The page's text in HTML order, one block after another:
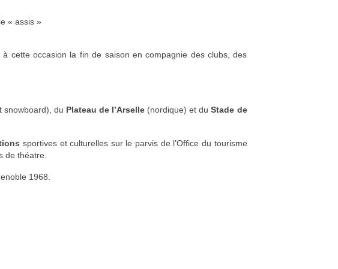
« assis »
cette occasion la fin de saison en compagnie des clubs, des
snowboard), du Plateau de l’Arselle (nordique) et duStade de
sportives et culturelles sur le parvis de l’Office du tourisme
de théatre.
1968.